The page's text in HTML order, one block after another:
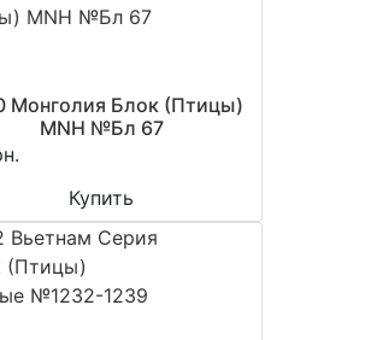
Монголия Блок (Птицы)
MNH №Бл 67
Купить